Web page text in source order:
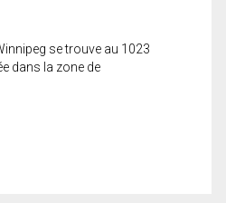
se trouve au 1023
dans la zone de